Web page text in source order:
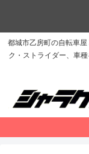
都城市乙房町の自転車
ク・ストライダー、車